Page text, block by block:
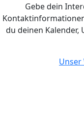
Gebe dein
du deinen
Unser